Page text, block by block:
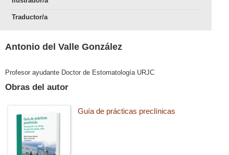
Traductor/a
Antonio del Valle González
Profesor ayudante Doctor de Estomatología URJC
Obras del autor
Guía de prácticas preclínicas